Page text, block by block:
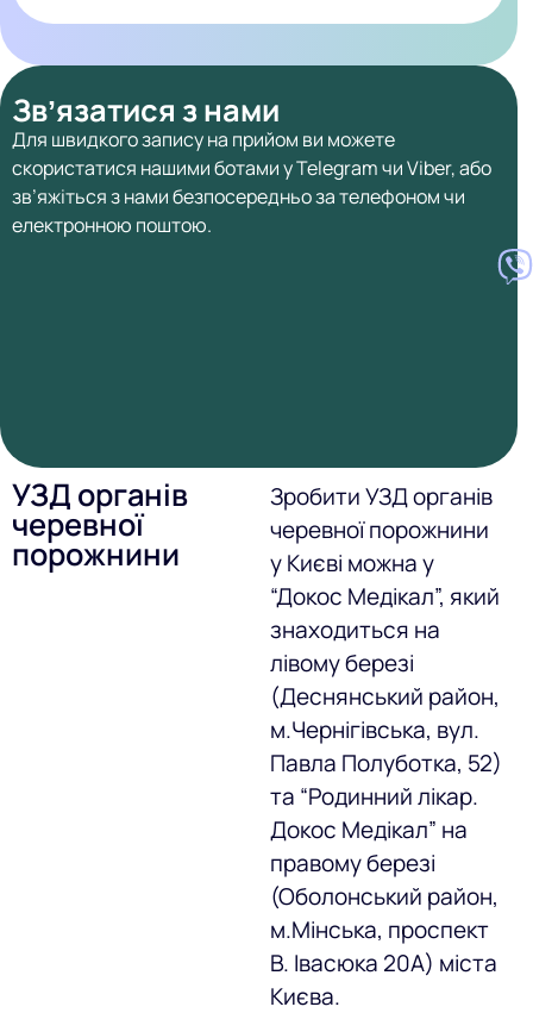
Звʼязатися з нами
Для швидкого запису на прийом ви можете
скористатися нашими ботами у Telegram чи Viber, або
зв’яжіться з нами безпосередньо за телефоном чи
електронною поштою.
УЗД органів
черевної
порожнини
Зробити УЗД органів
черевної порожнини
у Києві можна у
“Докос Медікал”, який
знаходиться на
лівому березі
(Деснянський район,
м.Чернігівська, вул.
Павла Полуботка, 52)
та “Родинний лікар.
Докос Медікал” на
правому березі
(Оболонський район,
м.Мінська, проспект
В. Івасюка 20А) міста
Києва.